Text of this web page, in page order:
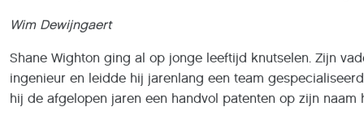
Wim Dewijngaert
Shane Wighton ging al op jonge leeftijd knutselen. Zijn
ingenieur en leidde hij jarenlang een team
hij de afgelopen jaren een handvol patenten op zijn naam